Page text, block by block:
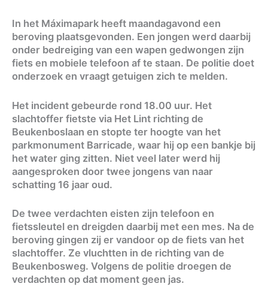
In het Máximapark heeft maandagavond een
beroving plaatsgevonden. Een jongen werd daarbij
onder bedreiging van een wapen gedwongen zijn
fiets en mobiele telefoon af te staan. De politie doet
onderzoek en vraagt getuigen zich te melden.
Het incident gebeurde rond 18.00 uur. Het
slachtoffer fietste via Het Lint richting de
Beukenboslaan en stopte ter hoogte van het
parkmonument Barricade, waar hij op een bankje bij
het water ging zitten. Niet veel later werd hij
aangesproken door twee jongens van naar
schatting 16 jaar oud.
De twee verdachten eisten zijn telefoon en
fietssleutel en dreigden daarbij met een mes. Na de
beroving gingen zij er vandoor op de fiets van het
slachtoffer. Ze vluchtten in de richting van de
Beukenbosweg. Volgens de politie droegen de
verdachten op dat moment geen jas.